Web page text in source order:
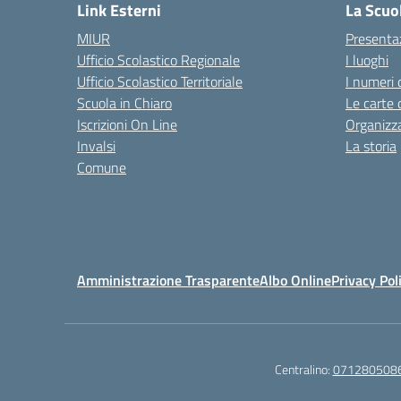
Link Esterni
MIUR
Ufficio Scolastico Regionale
Ufficio Scolastico Territoriale
Scuola in Chiaro
Iscrizioni On Line
Invalsi
Comune
La
I luoghi
I numeri
Le carte
La storia
Amministrazione TrasparenteAlbo OnlinePrivacy
Centralino: